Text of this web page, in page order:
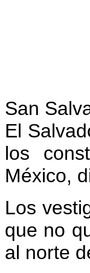
San
El
los
México,
Los
que no
al norte